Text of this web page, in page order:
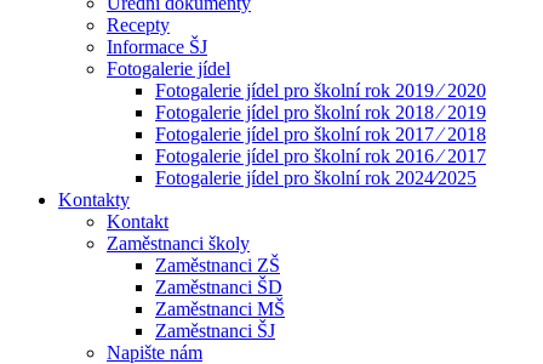
Recepty
Informace ŠJ
Fotogalerie jídel
Fotogalerie jídel pro školní rok 2019 ⁄ 2020
Fotogalerie jídel pro školní rok 2018 ⁄ 2019
Fotogalerie jídel pro školní rok 2017 ⁄ 2018
Fotogalerie jídel pro školní rok 2016 ⁄ 2017
Fotogalerie jídel pro školní rok 2024⁄2025
Kontakty
Kontakt
Zaměstnanci školy
Zaměstnanci ZŠ
Zaměstnanci ŠD
Zaměstnanci MŠ
Zaměstnanci ŠJ
Napište nám